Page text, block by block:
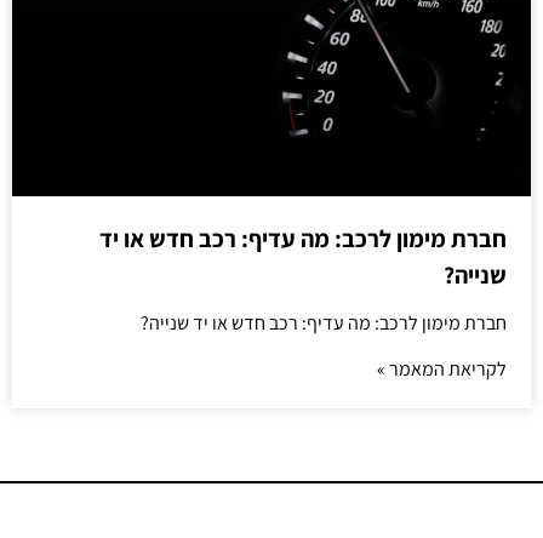
חברת מימון לרכב: מה עדיף: רכב חדש או יד
שנייה?
חברת מימון לרכב: מה עדיף: רכב חדש או יד שנייה?
לקריאת המאמר »